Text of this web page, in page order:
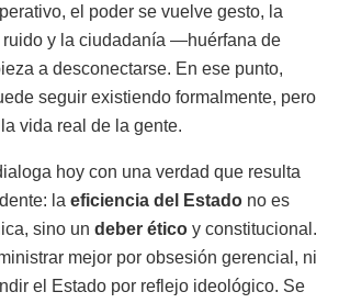
el poder se vuelve gesto, la
ruido y la ciudadanía —huérfana de
a desconectarse. En ese punto,
seguir existiendo formalmente, pero
vida real de la gente.
hoy con una verdad que resulta
la eficiencia del Estado no es
sino un deber ético y constitucional.
mejor por obsesión gerencial, ni
el Estado por reflejo ideológico. Se